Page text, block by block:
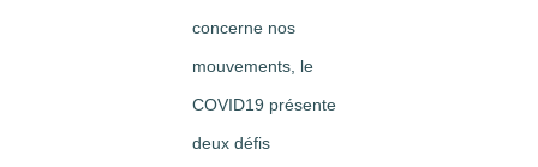
concerne nos
mouvements, le
COVID19 présente
deux défis